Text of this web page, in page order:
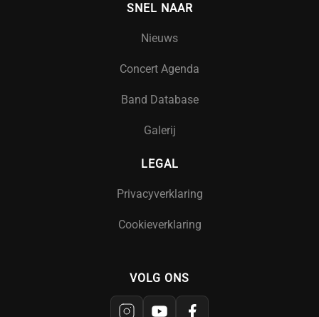
SNEL NAAR
Nieuws
Concert Agenda
Band Database
Galerij
LEGAL
Privacyverklaring
Cookieverklaring
VOLG ONS